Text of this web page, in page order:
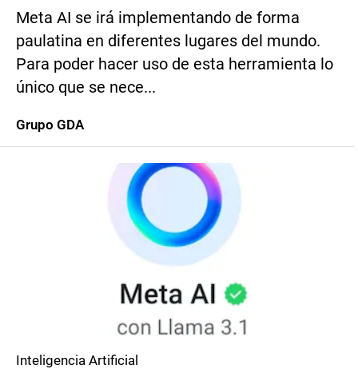
Meta AI se irá implementando de forma
paulatina en diferentes lugares del mundo.
Para poder hacer uso de esta herramienta lo
único que se nece...
Grupo GDA
Inteligencia Artificial